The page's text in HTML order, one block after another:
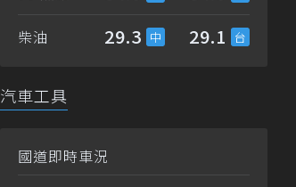
柴油 29.3 29.1
汽車工具
國道即時車況